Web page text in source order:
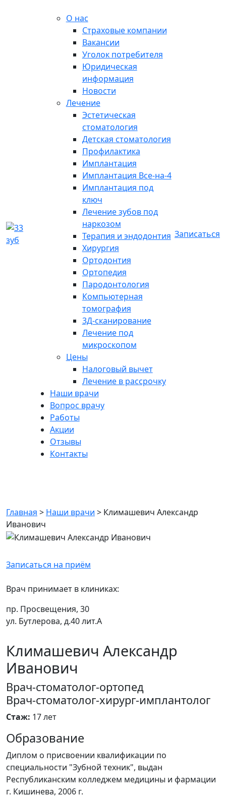
О нас
Страховые компании
Вакансии
Уголок потребителя
Юридическая
информация
Новости
Лечение
Эстетическая
стоматология
Детская стоматология
Профилактика
Имплантация
Имплантация Все-на-4
Имплантация под
ключ
Лечение зубов под
наркозом
Терапия и эндодонтия
Хирургия
Ортодонтия
Ортопедия
Пародонтология
Компьютерная
томография
3Д-сканирование
Лечение под
микроскопом
Цены
Налоговый вычет
Лечение в рассрочку
Наши врачи
Вопрос врачу
Работы
Акции
Отзывы
Контакты
Записаться
Главная > Наши врачи > Климашевич Александр
Иванович
Записаться на приём
Врач принимает в клиниках:
пр. Просвещения, 30
ул. Бутлерова, д.40 лит.А
Климашевич Александр
Иванович
Врач-стоматолог-ортопед
Врач-стоматолог-хирург-имплантолог
Стаж: 17 лет
Образование
Диплом о присвоении квалификации по
специальности "Зубной техник", выдан
Республиканским колледжем медицины и фармации
г. Кишинева, 2006 г.